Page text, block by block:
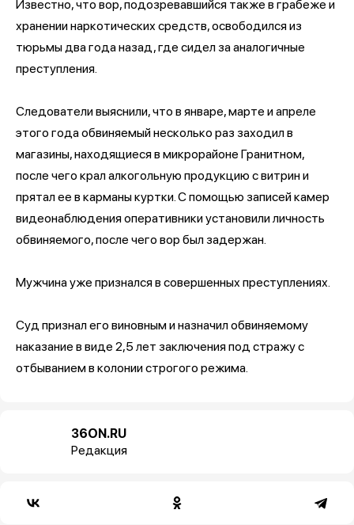
Известно, что вор, подозревавшийся также в грабеже и
хранении наркотических средств, освободился из
тюрьмы два года назад, где сидел за аналогичные
преступления.
Следователи выяснили, что в январе, марте и апреле
этого года обвиняемый несколько раз заходил в
магазины, находящиеся в микрорайоне Гранитном,
после чего крал алкогольную продукцию с витрин и
прятал ее в карманы куртки. С помощью записей камер
видеонаблюдения оперативники установили личность
обвиняемого, после чего вор был задержан.
Мужчина уже признался в совершенных преступлениях.
Суд признал его виновным и назначил обвиняемому
наказание в виде 2,5 лет заключения под стражу с
отбыванием в колонии строгого режима.
36ON.RU
Редакция